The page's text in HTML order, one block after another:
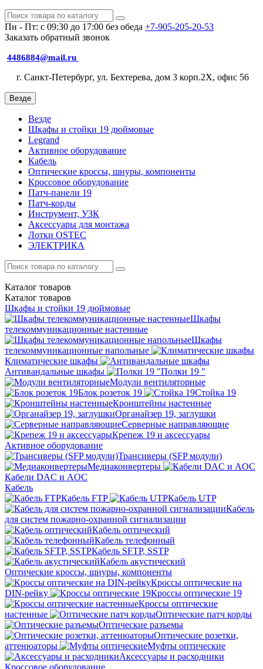
Пн - Пт: с 09:30 до 17:00 без обеда +7-905-205-20-53
Заказать обратный звонок
4486884@mail.ru
г. Санкт-Петербург, ул. Бехтерева, дом 3 корп.2X, офис 56
Везде
Везде
Шкафы и стойки 19 дюймовые
Legrand
Активное оборудование
Кабель
Оптические кроссы, шнуры, компоненты
Кроссовое оборудование
Патч-панели 19
Патч-корды
Инструмент, УЗК
Аксессуары для монтажа
Лотки OSTEC
ЭЛЕКТРИКА
Каталог товаров
Каталог товаров
Шкафы и стойки 19 дюймовые
Шкафы
телекоммуникационные настенные
Шкафы
телекоммуникационные напольные
Климатические шкафы
Антивандальные шкафы
Полки 19 "
Модули вентиляторные
Блок розеток 19
Стойка 19
Кронштейны настенные
Органайзер 19, заглушки
Серверные направляющие
Крепеж 19 и аксессуары
Активное оборудование
Трансиверы (SFP модули)
Медиаконвертеры
Кабели DAC и AOC
Кабель
Кабель FTP
Кабель UTP
Кабель
для систем пожарно-охранной сигнализации
Кабель оптический
Кабель телефонный
Кабель SFTP, SSTP
Кабель акустический
Оптические кроссы, шнуры, компоненты
Кроссы оптические на
DIN-рейку
Кроссы оптические 19
Кроссы оптические
настенные
Оптические патч корды
Оптические разъемы
Оптические розетки,
аттенюаторы
Муфты оптические
Аксессуары и расходники
Кроссовое оборудование